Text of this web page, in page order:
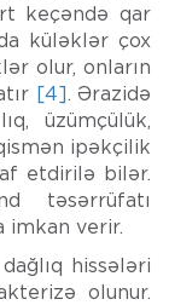
keçəndə qar
küləklər çox
olur, onların
[4]. Ərazidə
üzümçülük,
ipəkçilik
etdirilə bilər.
təsərrüfatı
imkan verir.
hissələri
olunur.